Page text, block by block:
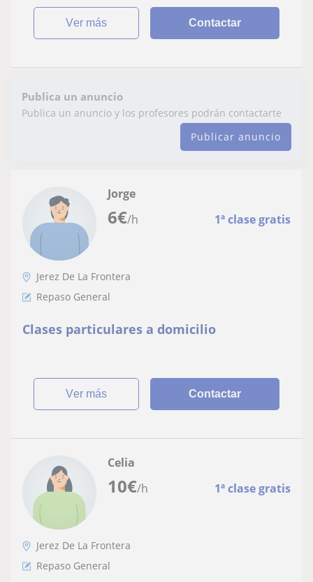
ver más Contactar
Publica un anuncio
Publica un anuncio y los profesores podrán contactarte
Publicar anuncio
6€/h 1ª clase gratis
Jorge
Jerez De La Frontera
Repaso General
Clases particulares a domicilio
ver más Contactar
10€/h 1ª clase gratis
Celia
Jerez De La Frontera
Repaso General